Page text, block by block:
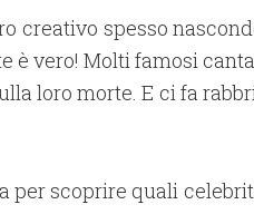
creativo spesso
è vero! Molti famosi
loro morte. E ci fa
per scoprire quali